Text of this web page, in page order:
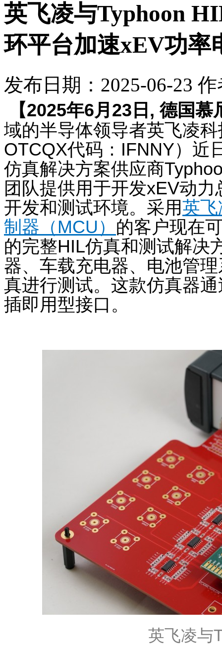
英飞凌与Typhoon
环平台加速xEV功率
发布日期：2025-06-23 作
【2025年6月 23 日 , 德国慕
域的半导体领导者英飞凌
OTCQX代码： IFNNY） 近
仿真解决方案供应商
团队提供用于开发xEV动力
开发和测试环境。 采用英飞
制器（ MCU） 的客户现在
的完整HIL仿真和测试解决
器、车载充电器、电池管
真进行测试。这款仿真器通
插即用型接口。
英飞凌与